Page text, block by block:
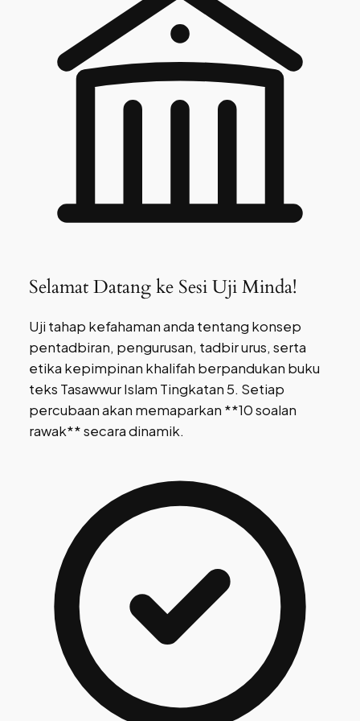
Selamat Datang ke Sesi Uji Minda!
Uji tahap kefahaman anda tentang konsep
pentadbiran, pengurusan, tadbir urus, serta
etika kepimpinan khalifah berpandukan buku
teks Tasawwur Islam Tingkatan 5. Setiap
percubaan akan memaparkan **10 soalan
rawak** secara dinamik.